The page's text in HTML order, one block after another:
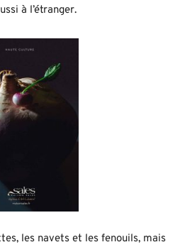
à l’étranger.
les navets et les fenouils, mais